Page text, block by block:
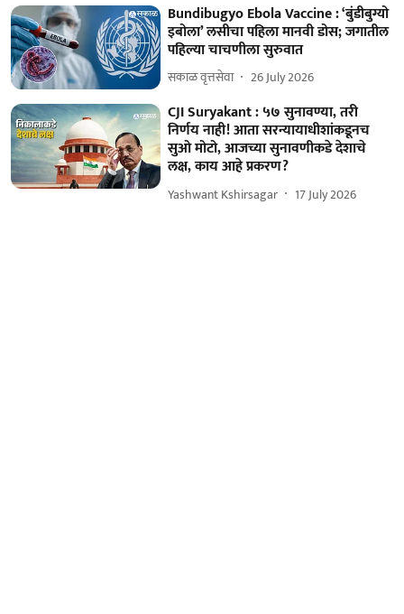
Bundibugyo Ebola Vaccine : ‘बुंडीबुग्यो
इबोला’ लसीचा पहिला मानवी डोस; जगातील
पहिल्या चाचणीला सुरुवात
सकाळ वृत्तसेवा 26 July 2026
CJI Suryakant : ५७ सुनावण्या, तरी
निर्णय नाही! आता सरन्यायाधीशांकडूनच
सुओ मोटो, आजच्या सुनावणीकडे देशाचे
लक्ष, काय आहे प्रकरण?
Yashwant Kshirsagar 17 July 2026